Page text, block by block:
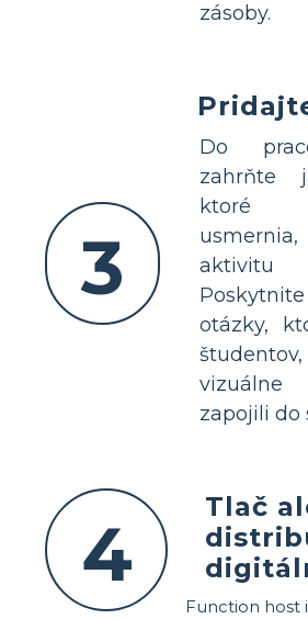
zásoby.
3
Do
zahrňte
ktoré
otázky,
vizuálne
zapojili do
4
Tlač
Function host